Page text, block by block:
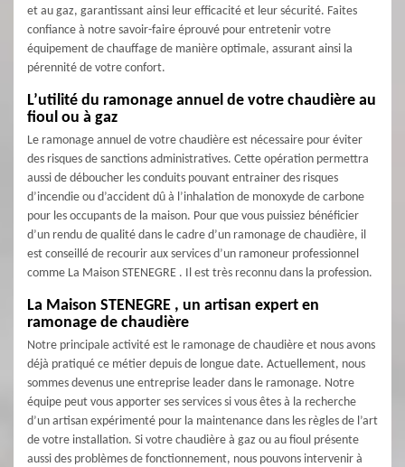
et au gaz, garantissant ainsi leur efficacité et leur sécurité. Faites
confiance à notre savoir-faire éprouvé pour entretenir votre
équipement de chauffage de manière optimale, assurant ainsi la
pérennité de votre confort.
L’utilité du ramonage annuel de votre chaudière au
fioul ou à gaz
Le ramonage annuel de votre chaudière est nécessaire pour éviter
des risques de sanctions administratives. Cette opération permettra
aussi de déboucher les conduits pouvant entrainer des risques
d’incendie ou d’accident dû à l’inhalation de monoxyde de carbone
pour les occupants de la maison. Pour que vous puissiez bénéficier
d’un rendu de qualité dans le cadre d’un ramonage de chaudière, il
est conseillé de recourir aux services d’un ramoneur professionnel
comme La Maison STENEGRE . Il est très reconnu dans la profession.
La Maison STENEGRE , un artisan expert en
ramonage de chaudière
Notre principale activité est le ramonage de chaudière et nous avons
déjà pratiqué ce métier depuis de longue date. Actuellement, nous
sommes devenus une entreprise leader dans le ramonage. Notre
équipe peut vous apporter ses services si vous êtes à la recherche
d’un artisan expérimenté pour la maintenance dans les règles de l’art
de votre installation. Si votre chaudière à gaz ou au fioul présente
aussi des problèmes de fonctionnement, nous pouvons intervenir à